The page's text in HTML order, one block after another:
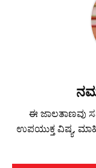
ಈ ಜಾಲತಾಣವು
ಉಪಯುಕ್ತ ವಿಷ್ಯ,